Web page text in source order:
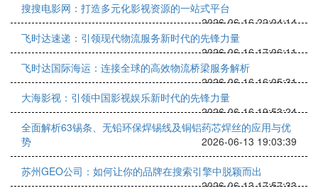
搜搜电影网：打造多元化影视资源的一站式平台
2026-06-16 22:04:14
飞时达速递：引领现代物流服务新时代的先锋力量
2026-06-16 17:06:11
飞时达国际海运：连接全球的高效物流桥梁服务解析
2026-06-16 16:05:31
大海影视：引领中国影视娱乐新时代的先锋力量
2026-06-16 19:53:24
全面解析63锡条、无铅环保焊锡线及铜铝药芯焊丝的应用与优
势
2026-06-13 19:03:39
苏州GEO公司：如何让你的品牌在搜索引擎中脱颖而出
2026-06-13 17:57:33